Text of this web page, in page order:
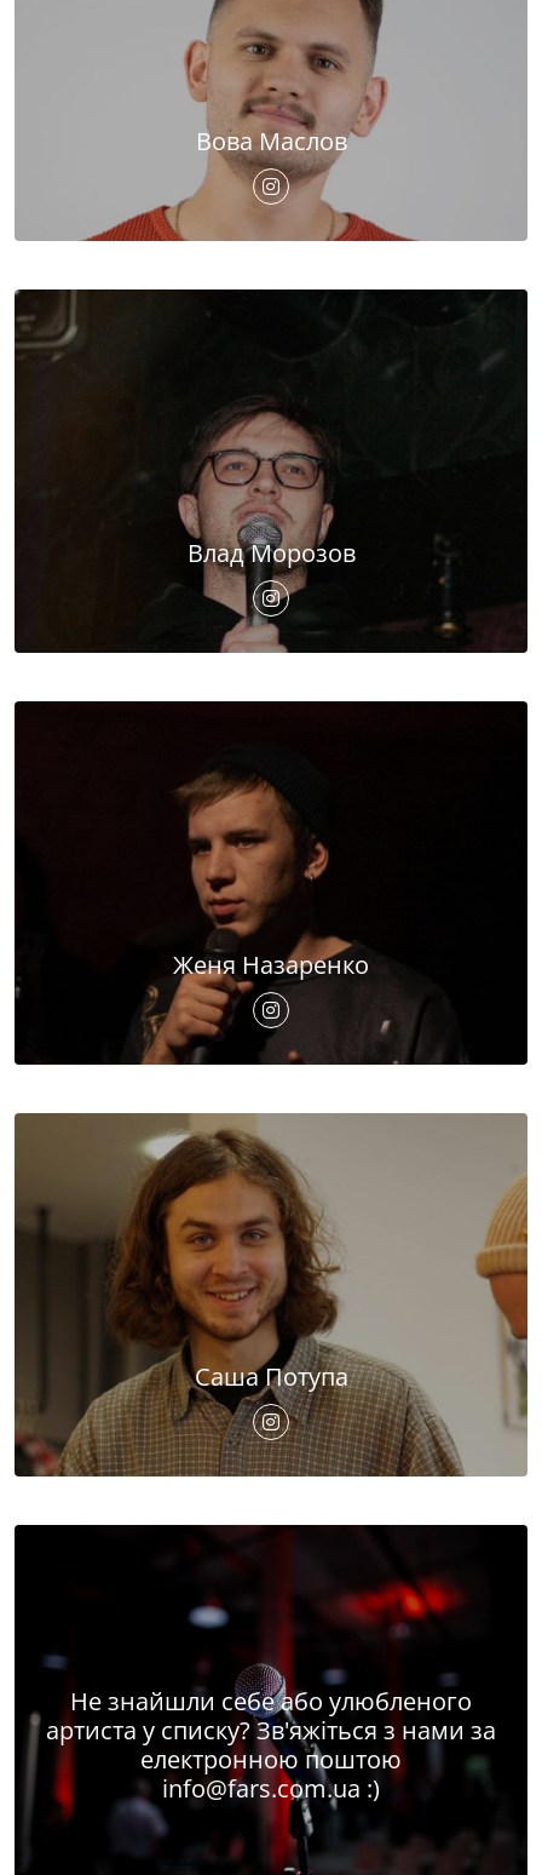
Вова Маслов
Влад Морозов
Женя Назаренко
Саша Потупа
Не знайшли себе або улюбленого
артиста у списку? Зв'яжіться з нами за
електронною поштою
info@fars.com.ua :)